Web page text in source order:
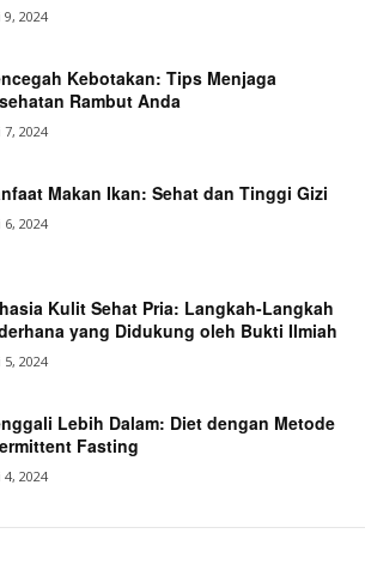
9, 2024
Kebotakan: Tips Menjaga
Rambut Anda
7, 2024
Makan Ikan: Sehat dan Tinggi Gizi
6, 2024
Kulit Sehat Pria: Langkah-Langkah
yang Didukung oleh Bukti Ilmiah
5, 2024
Lebih Dalam: Diet dengan Metode
Fasting
4, 2024